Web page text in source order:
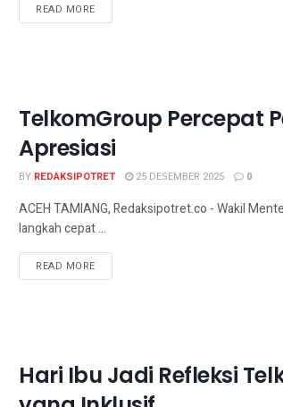
READ MORE
TelkomGroup Percepat
Apresiasi
BY REDAKSIPOTRET 25 DESEMBER 2025 0
ACEH TAMIANG, Redaksipotret.co - Wakil
langkah cepat ...
READ MORE
Hari Ibu Jadi Refleksi